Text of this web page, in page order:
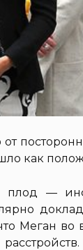
как
плод —
Меган во